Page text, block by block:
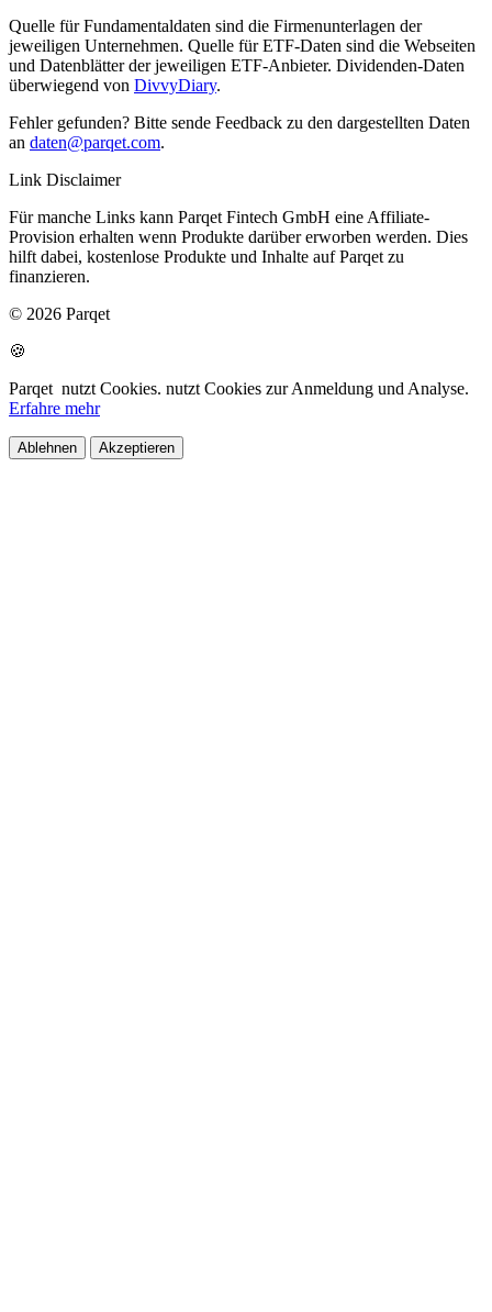
Quelle für Fundamentaldaten sind die Firmenunterlagen der
jeweiligen Unternehmen. Quelle für ETF-Daten sind die Webseiten
und Datenblätter der jeweiligen ETF-Anbieter. Dividenden-Daten
überwiegend von DivvyDiary.
Fehler gefunden? Bitte sende Feedback zu den dargestellten Daten
an daten@parqet.com.
Link Disclaimer
Für manche Links kann Parqet Fintech GmbH eine Affiliate-
Provision erhalten wenn Produkte darüber erworben werden. Dies
hilft dabei, kostenlose Produkte und Inhalte auf Parqet zu
finanzieren.
© 2026 Parqet
🍪
Parqet nutzt Cookies. nutzt Cookies zur Anmeldung und Analyse.
Erfahre mehr
Ablehnen Akzeptieren